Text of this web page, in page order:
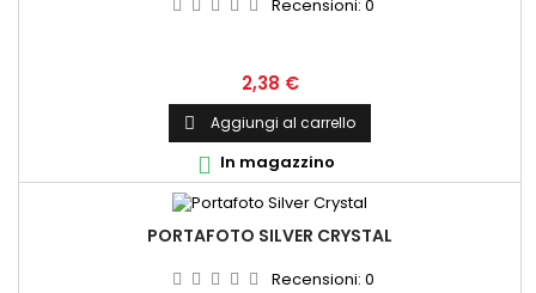
Recensioni: 0
Prezzo
2,38 €
 Aggiungi al carrello
 In magazzino
PORTAFOTO SILVER CRYSTAL
Recensioni: 0